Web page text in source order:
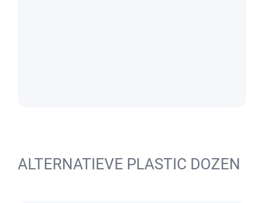
ALTERNATIEVE PLASTIC DOZEN